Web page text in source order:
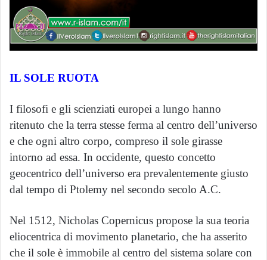
IL SOLE RUOTA
I filosofi e gli scienziati europei a lungo hanno
ritenuto che la terra stesse ferma al centro dell’universo
e che ogni altro corpo, compreso il sole girasse
intorno ad essa. In occidente, questo concetto
geocentrico dell’universo era prevalentemente giusto
dal tempo di Ptolemy nel secondo secolo A.C.
Nel 1512, Nicholas Copernicus propose la sua teoria
eliocentrica di movimento planetario, che ha asserito
che il sole è immobile al centro del sistema solare con